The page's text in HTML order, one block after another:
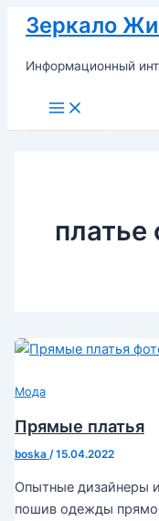
Перейти
содержимому
Зеркало
Информационный
Main
Menu
платье
Мода
Прямые платья
boska /15.04.2022
Опытные дизайнеры
пошив одежды